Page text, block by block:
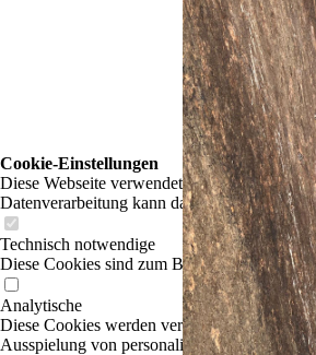
Cookie-Einstellungen
Diese Webseite verwendet Cookies, um
Datenverarbeitung kann dann auch in
Technisch notwendige
Diese Cookies sind zum Betrieb der
Analytische
Diese Cookies werden verwendet, um das
Ausspielung von personalisierter Werbung